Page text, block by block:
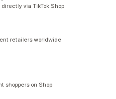
via TikTok Shop
retailers worldwide
shoppers on Shop